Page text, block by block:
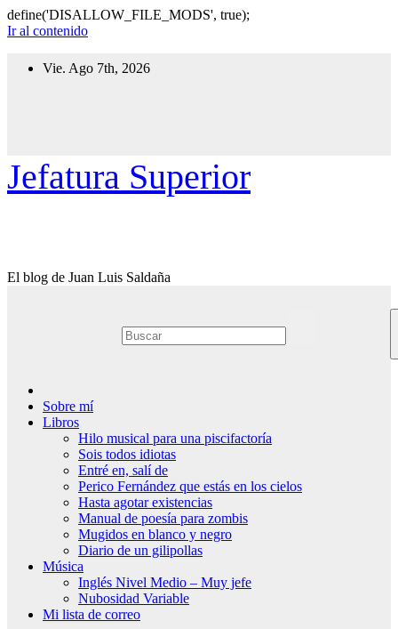
define('DISALLOW_FILE_MODS', true);
Ir al contenido
Vie. Ago 7th, 2026
Jefatura Superior
El blog de Juan Luis Saldaña
Sobre mí
Libros
Hilo musical para una piscifactoría
Sois todos idiotas
Entré en, salí de
Perico Fernández que estás en los cielos
Hasta agotar existencias
Manual de poesía para zombis
Mugidos en blanco y negro
Diario de un gilipollas
Música
Inglés Nivel Medio – Muy jefe
Nubosidad Variable
Mi lista de correo